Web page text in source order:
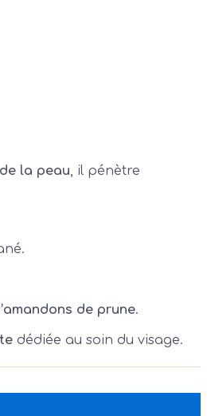
la peau, il pénètre
de prune.
dédiée au soin du visage.